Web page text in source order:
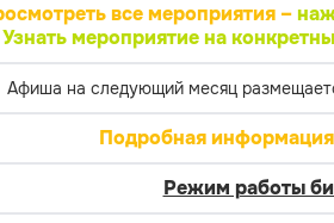
все мероприятия –
Узнать мероприятие на
Афиша на следующий месяц
Подробная
Режим работы